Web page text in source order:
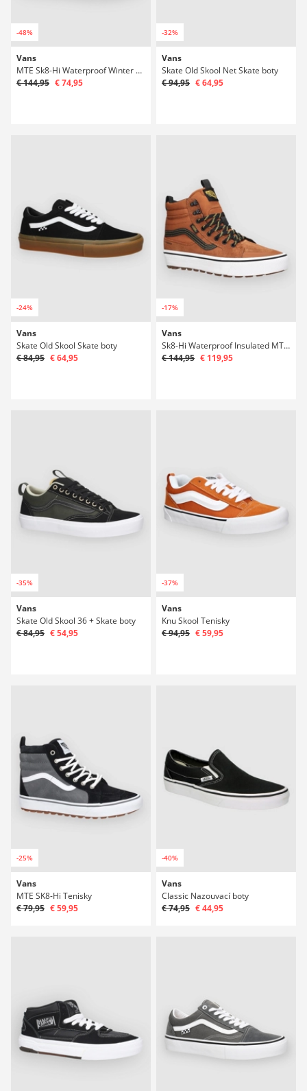
-48%
Vans
MTE Sk8-Hi Waterproof Winter Boty
€ 144,95 € 74,95
-32%
Vans
Skate Old Skool Net Skate boty
€ 94,95 € 64,95
-24%
Vans
Skate Old Skool Skate boty
€ 84,95 € 64,95
-17%
Vans
Sk8-Hi Waterproof Insulated MTE Winter Boty
€ 144,95 € 119,95
-35%
Vans
Skate Old Skool 36 + Skate boty
€ 84,95 € 54,95
-37%
Vans
Knu Skool Tenisky
€ 94,95 € 59,95
-25%
Vans
MTE SK8-Hi Tenisky
€ 79,95 € 59,95
-40%
Vans
Classic Nazouvací boty
€ 74,95 € 44,95